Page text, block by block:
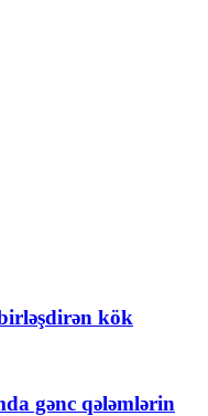
kök
gənc qələmlərin